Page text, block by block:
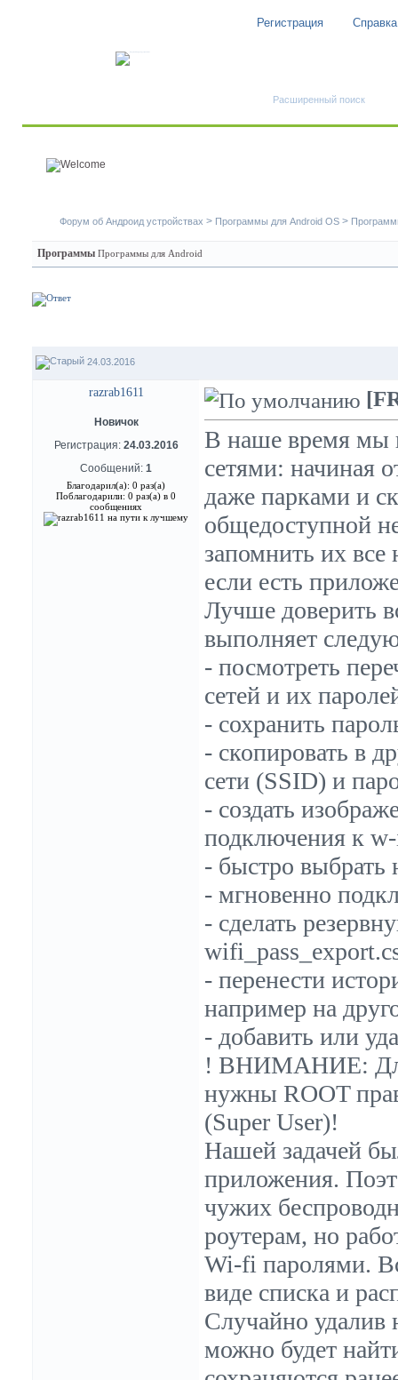
Регистрация Справка
Расширенный поиск
Форум об Андроид устройствах > Программы для Android OS >
Программы Программы для Android
24.03.2016
razrab1611
Новичок
Регистрация: 24.03.2016
Сообщений: 1
Благодарил(а): 0 раз(а)
Поблагодарили: 0 раз(а) в 0
сообщениях
В наше время мы
сетями: начиная
даже парками и
общедоступной
запомнить их все
если есть
Лучше доверить
выполняет
- посмотреть
сетей и их
- сохранить
- скопировать в
сети (SSID) и
- создать
подключения к
- быстро выбрать
- мгновенно
- сделать
- перенести
например на
- добавить или
! ВНИМАНИЕ: Для
нужны ROOT
(Super User)!
Нашей задачей
приложения.
чужих
роутерам, но
Wi-fi паролями.
виде списка и
Случайно удалив
можно будет